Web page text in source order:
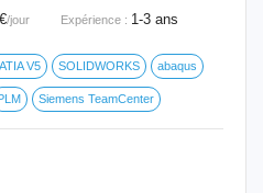
/jour Expérience : 1-3 ans
V5 SOLIDWORKS abaqus
Siemens TeamCenter